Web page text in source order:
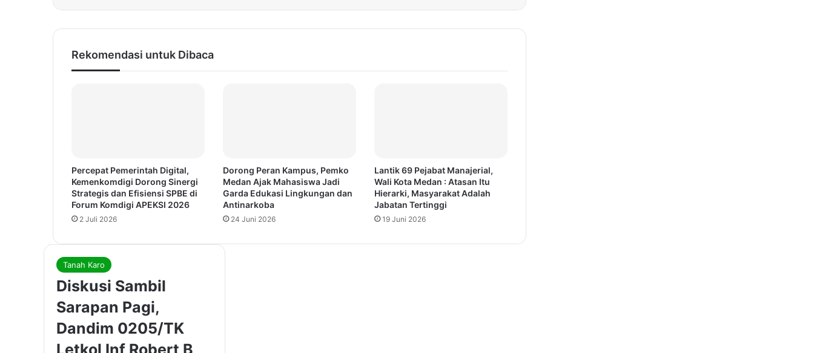
Rekomendasi untuk Dibaca
Percepat Pemerintah Digital,
Kemenkomdigi Dorong Sinergi
Strategis dan Efisiensi SPBE di
Forum Komdigi APEKSI 2026
2 Juli 2026
Dorong Peran Kampus, Pemko
Medan Ajak Mahasiswa Jadi
Garda Edukasi Lingkungan dan
Antinarkoba
24 Juni 2026
Lantik 69 Pejabat Manajerial,
Wali Kota Medan : Atasan Itu
Hierarki, Masyarakat Adalah
Jabatan Tertinggi
19 Juni 2026